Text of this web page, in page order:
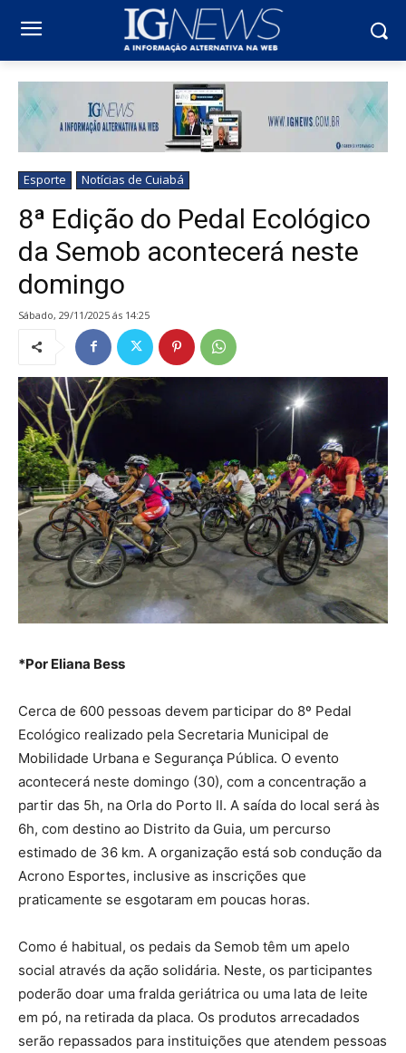
Esporte Notícias de Cuiabá
8ª Edição do Pedal Ecológico
da Semob acontecerá neste
domingo
sábado, 29/11/2025 ás 14:25
*Por Eliana Bess
Cerca de 600 pessoas devem participar do 8º Pedal
Ecológico realizado pela Secretaria Municipal de
Mobilidade Urbana e Segurança Pública. O evento
acontecerá neste domingo (30), com a concentração a
partir das 5h, na Orla do Porto II. A saída do local será às
6h, com destino ao Distrito da Guia, um percurso
estimado de 36 km. A organização está sob condução da
Acrono Esportes, inclusive as inscrições que
praticamente se esgotaram em poucas horas.
Como é habitual, os pedais da Semob têm um apelo
social através da ação solidária. Neste, os participantes
poderão doar uma fralda geriátrica ou uma lata de leite
em pó, na retirada da placa. Os produtos arrecadados
serão repassados para instituições que atendem pessoas